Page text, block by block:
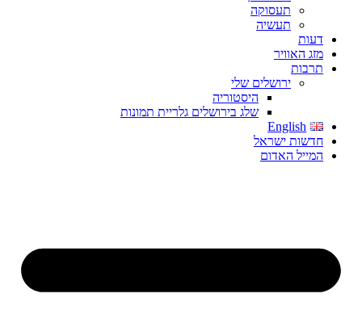
תעסוקה
תעשיה
דעות
מזג האוויר
תרבות
ירושלים שלי
היסטוריה
שלג בירושלים גלריית תמונות
English
חדשות ישראל
המייל האדום